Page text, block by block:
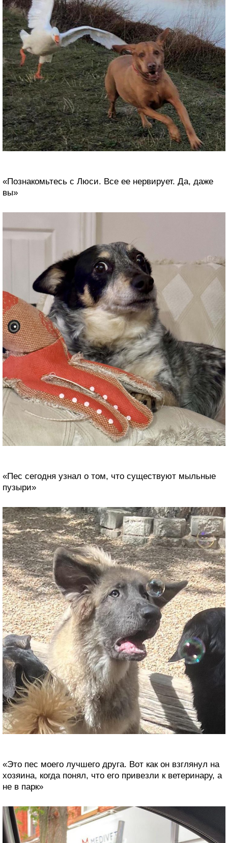
«Познакомьтесь с Люси. Все ее нервирует. Да, даже
вы»
«Пес сегодня узнал о том, что существуют мыльные
пузыри»
«Это пес моего лучшего друга. Вот как он взглянул на
хозяина, когда понял, что его привезли к ветеринару, а
не в парк»